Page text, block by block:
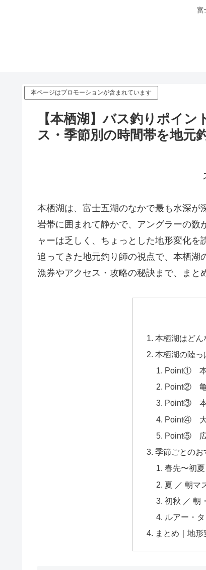
富
本ページはプロモーションが含まれています
【本栖湖】バス釣りポイ
ス・季節別の時間帯を地元
本栖湖は、富士五湖のなかで最も水深が
岩帯に囲まれて静かで、アングラーの数
ャーは乏しく、ちょっとした地形変化
追ってきた地元釣り師の視点で、本栖湖
漁券やアクセス・攻略の秘訣まで、まと
本栖湖はどん
本栖湖の陸っ
Point① 本
Point② 亀
Point③ 本
Point④ 大
Point⑤
季節ごとのお
春先〜初
夏 ／ 朝マ
初秋 ／ 朝
ルアー・
まとめ｜地